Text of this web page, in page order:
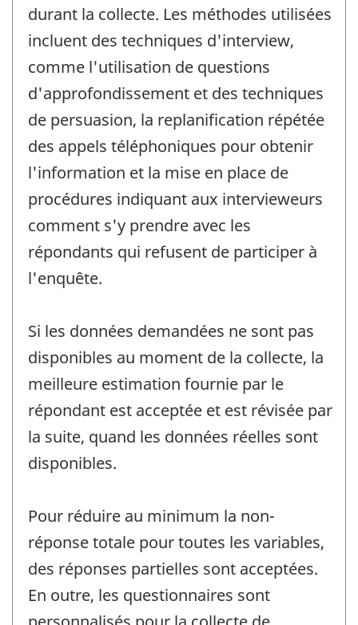
durant la collecte. Les méthodes utilisées
incluent des techniques d'interview,
comme l'utilisation de questions
d'approfondissement et des techniques
de persuasion, la replanification répétée
des appels téléphoniques pour obtenir
l'information et la mise en place de
procédures indiquant aux intervieweurs
comment s'y prendre avec les
répondants qui refusent de participer à
l'enquête.
Si les données demandées ne sont pas
disponibles au moment de la collecte, la
meilleure estimation fournie par le
répondant est acceptée et est révisée par
la suite, quand les données réelles sont
disponibles.
Pour réduire au minimum la non-
réponse totale pour toutes les variables,
des réponses partielles sont acceptées.
En outre, les questionnaires sont